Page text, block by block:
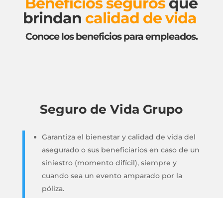
brindan calidad de vida
Conoce los beneficios para empleados.
Seguro de Vida Grupo
Garantiza el bienestar y calidad de vida del
asegurado o sus beneficiarios en caso de un
siniestro (momento difícil), siempre y
cuando sea un evento amparado por la
póliza.